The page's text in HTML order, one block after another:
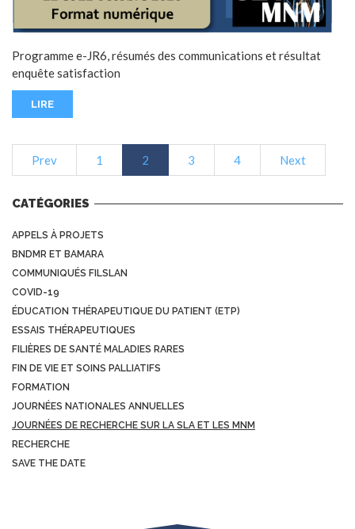
Programme e-JR6, résumés des communications et résultat
enquête satisfaction
LIRE
Prev 1 2 3 4 Next
CATÉGORIES
APPELS À PROJETS
BNDMR ET BAMARA
COMMUNIQUÉS FILSLAN
COVID-19
ÉDUCATION THÉRAPEUTIQUE DU PATIENT (ETP)
ESSAIS THÉRAPEUTIQUES
FILIÈRES DE SANTÉ MALADIES RARES
FIN DE VIE ET SOINS PALLIATIFS
FORMATION
JOURNÉES NATIONALES ANNUELLES
JOURNÉES DE RECHERCHE SUR LA SLA ET LES MNM
RECHERCHE
SAVE THE DATE